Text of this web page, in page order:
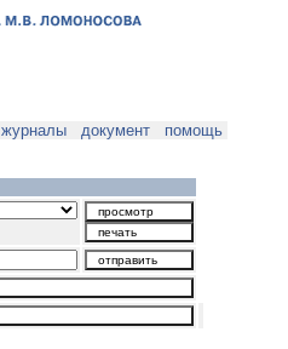
журналы документ помощь